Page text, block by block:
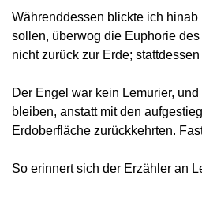
Währenddessen blickte ich
sollen, überwog die Euphorie
nicht zurück zur Erde;
Der Engel war kein Lemurier,
bleiben, anstatt mit den
Erdoberfläche zurückkehrten.
So erinnert sich der Erzähler an